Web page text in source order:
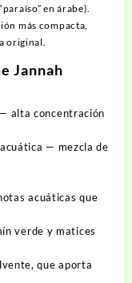
en árabe).
más compacta,
original.
Jannah
— alta concentración
— mezcla de
acuáticas que
verde y matices
que aporta